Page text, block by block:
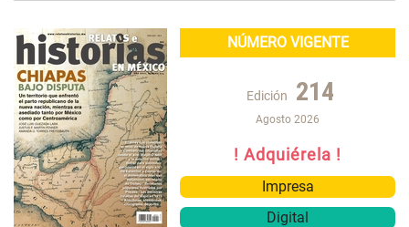
NÚMERO VIGENTE
Edición 214
Agosto 2026
! Adquiérela !
Impresa
Digital